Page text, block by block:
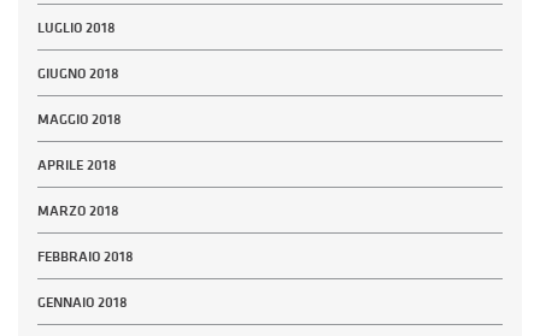
LUGLIO 2018
GIUGNO 2018
MAGGIO 2018
APRILE 2018
MARZO 2018
FEBBRAIO 2018
GENNAIO 2018